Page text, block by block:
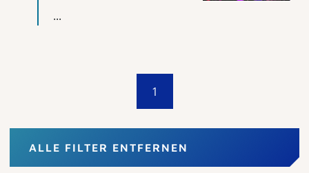
...
1
ALLE FILTER ENTFERNEN